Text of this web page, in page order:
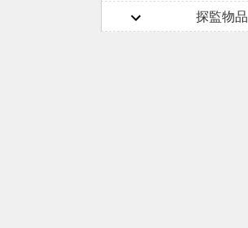
探監物品